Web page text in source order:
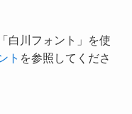
白川フォント」を使
ト を参照してくださ